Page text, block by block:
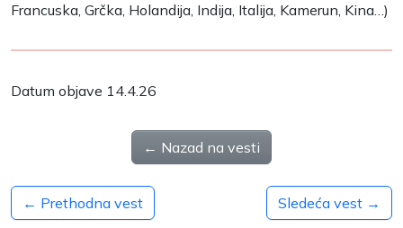
Francuska, Grčka, Holandija, Indija, Italija, Kamerun, Kina…)
Datum objave 14.4.26
← Nazad na vesti
← Prethodna vest Sledeća vest →